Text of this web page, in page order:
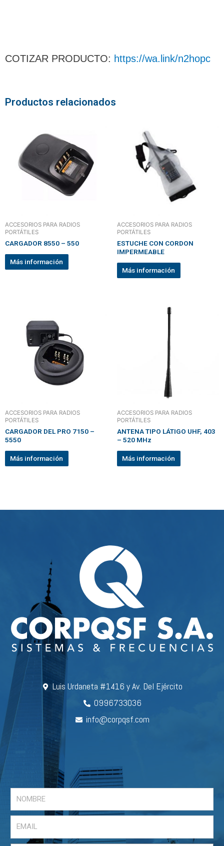
COTIZAR PRODUCTO: https://wa.link/n2hopc
Productos relacionados
ACCESORIOS PARA RADIOS
PORTÁTILES
CARGADOR 8550 – 550
Más información
ACCESORIOS PARA RADIOS
PORTÁTILES
ESTUCHE CON CORDON
IMPERMEABLE
Más información
ACCESORIOS PARA RADIOS
PORTÁTILES
CARGADOR DEL PRO 7150 –
5550
Más información
ACCESORIOS PARA RADIOS
PORTÁTILES
ANTENA TIPO LÁTIGO UHF, 403
– 520 MHz
Más información
Luis Urdaneta #1416 y Av. Del Ejército
0996733036
info@corpqsf.com